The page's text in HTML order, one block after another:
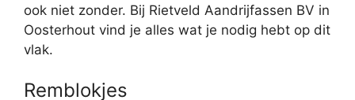
ook niet zonder. Bij Rietveld Aandrijfassen BV in
Oosterhout vind je alles wat je nodig hebt op dit
vlak.
Remblokjes